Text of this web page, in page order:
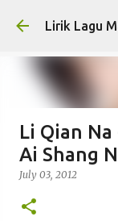
Lirik Lagu
Li Qian Na
Ai Shang
July 03, 2012